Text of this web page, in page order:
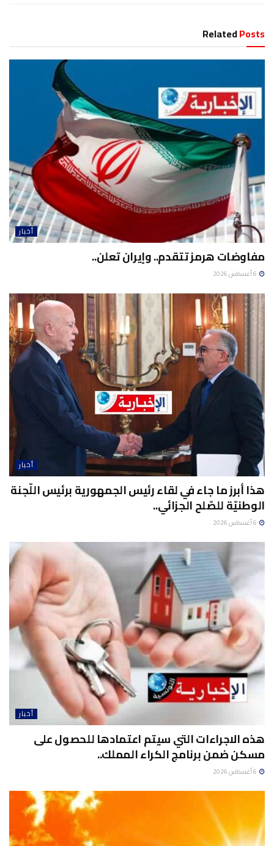
RelatedPosts
أخبار
مفاوضات هرمز تتقدم.. وإيران تعلن..
أخبار
هذا أبرز ما جاء في لقاء رئيس الجمهورية برئيس اللّجنة
الوطنيّة للصّلح الجزائي..
أخبار
هذه الاجراءات التي سيتم اعتمادها للحصول على
مسكن ضمن برنامج الكراء المملك..